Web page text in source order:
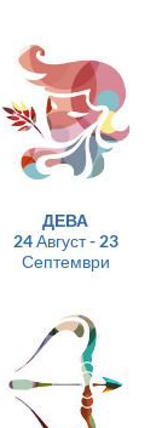
ДЕВА
24 Август - 23
Септември